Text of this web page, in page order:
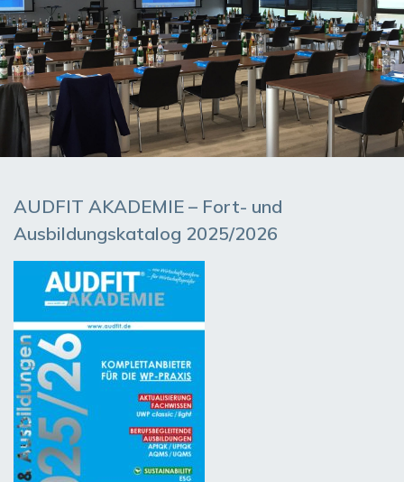
AUDFIT AKADEMIE – Fort- und
Ausbildungskatalog 2025/2026